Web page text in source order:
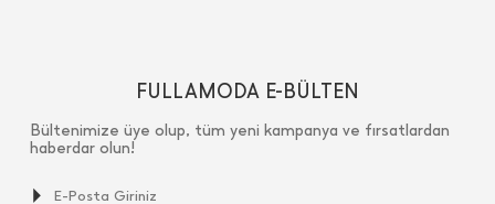
FULLAMODA E-BÜLTEN
Bültenimize üye olup, tüm yeni kampanya ve fırsatlardan
haberdar olun!